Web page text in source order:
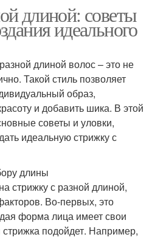
длиной: советы
идеального
длиной волос – это не
Такой стиль позволяет
образ,
и добавить шика. В этой
советы и уловки,
идеальную стрижку с
длины
стрижку с разной длиной,
Во-первых, это
форма лица имеет свои
подойдет. Например,